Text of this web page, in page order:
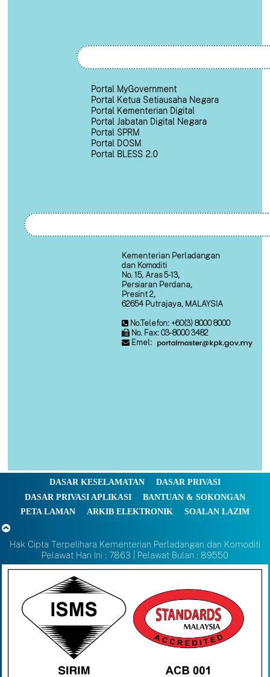
Portal MyGovernment
Portal Ketua Setiausaha Negara
Portal Kementerian Digital
Portal Jabatan Digital Negara
Portal SPRM
Portal DOSM
Portal BLESS 2.0
Kementerian Perladangan
dan Komoditi
No. 15, Aras 5-13,
Persiaran Perdana,
Presint 2,
62654 Putrajaya, MALAYSIA
No.Telefon: +60(3) 8000 8000
No. Fax: 03-8000 3482
Emel:
DASAR KESELAMATAN
DASAR PRIVASI
DASAR PRIVASI APLIKASI
BANTUAN & SOKONGAN
PETA LAMAN
ARKIB ELEKTRONIK SOALAN LAZIM
Hak Cipta Terpelihara Kementerian Perladangan dan Komoditi
Pelawat Hari Ini : 7863 | Pelawat Bulan : 89550